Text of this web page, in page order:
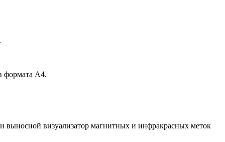
формата А4.
выносной визуализатор магнитных и инфракрасных меток